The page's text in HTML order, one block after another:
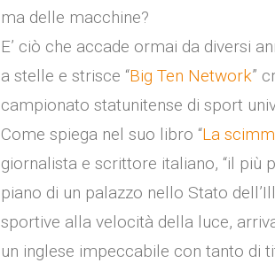
ma delle macchine?
E’ ciò che accade ormai da diversi
a stelle e strisce “Big Ten Network”
campionato statunitense di sport
Come spiega nel suo libro “La
giornalista e scrittore italiano, “il
piano di un palazzo nello Stato
sportive alla velocità della luce,
un inglese impeccabile con tanto di